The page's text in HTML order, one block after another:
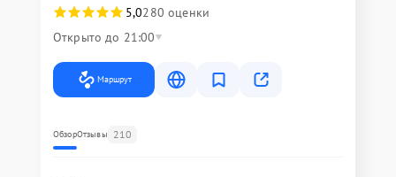
5,0280 оценки
Открыто до 21:00
Маршрут
ОбзорОтзывы 210